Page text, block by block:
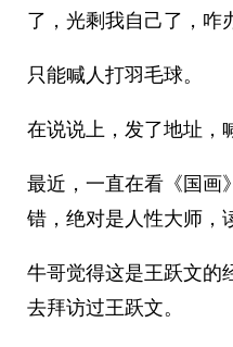
了，光剩我自己了，咋
只能喊人打羽毛球。
在说说上，发了地址，
最近，一直在看《国画
错，绝对是人性大师，
牛哥觉得这是王跃文的
去拜访过王跃文。